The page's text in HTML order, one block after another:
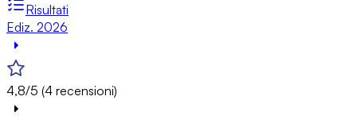
Risultati
Ediz. 2026
4,8/5 (4 recensioni)